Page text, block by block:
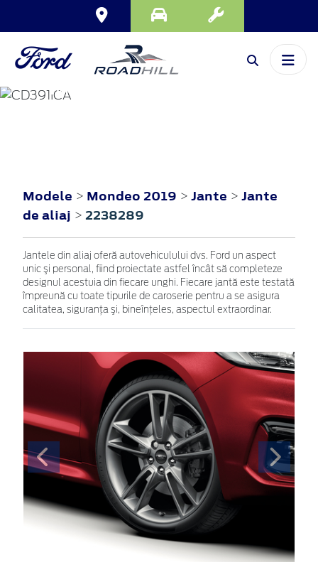
MONDEO
Modele > Mondeo 2019 > Jante > Jante
de aliaj > 2238289
Jantele din aliaj oferă autovehiculului dvs. Ford un aspect
unic şi personal, fiind proiectate astfel încât să completeze
designul acestuia din fiecare unghi. Fiecare jantă este testată
împreună cu toate tipurile de caroserie pentru a se asigura
calitatea, siguranţa şi, bineînţeles, aspectul extraordinar.